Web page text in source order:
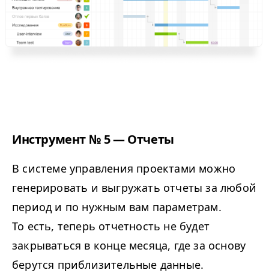
Инструмент № 5 — Отчеты
В системе управления проектами можно
генерировать и выгружать отчеты за любой
период и по нужным вам параметрам.
То есть, теперь отчетность не будет
закрываться в конце месяца, где за основу
берутся приблизительные данные.